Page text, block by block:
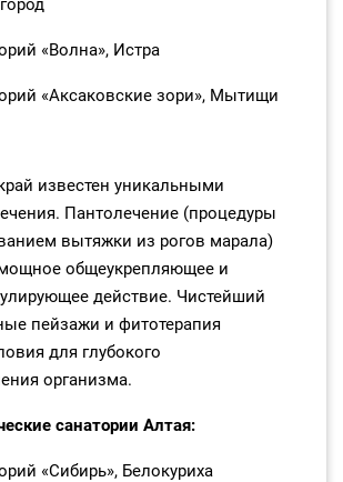
«Волна», Истра
«Аксаковские зори», Мытищи
известен уникальными
Пантолечение (процедуры
вытяжки из рогов марала)
общеукрепляющее и
действие. Чистейший
пейзажи и фитотерапия
для глубокого
организма.
санатории Алтая:
«Сибирь», Белокуриха